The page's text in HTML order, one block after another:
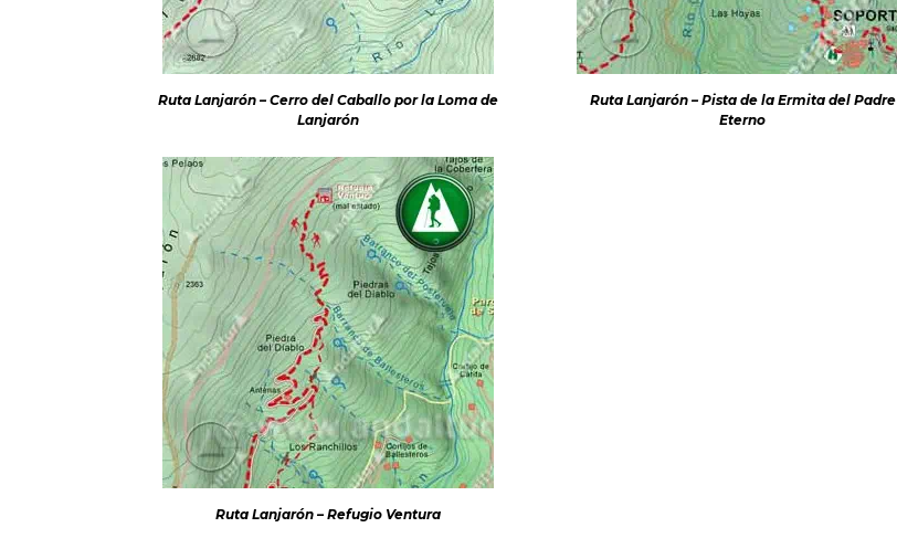
Ruta Lanjarón – Cerro del Caballo por la Loma de
Lanjarón
Ruta Lanjarón – Pista de la Ermita del Padre
Eterno
Ruta Lanjarón – Refugio Ventura